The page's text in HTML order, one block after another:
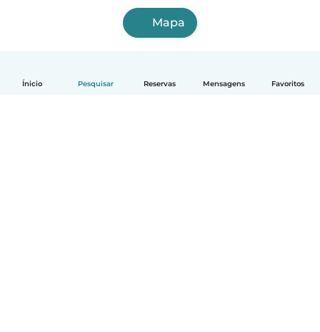
Ínicio Pesquisar Reservas Mensagens Favoritos
Mapa